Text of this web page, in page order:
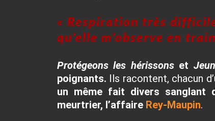
« Respiration très
qu’elle m’observe en
Protégeons les hérissonset
poignants. Ils racontent, chacun
un même fait divers sanglant
meurtrier, l’affaire Rey-Maupin.